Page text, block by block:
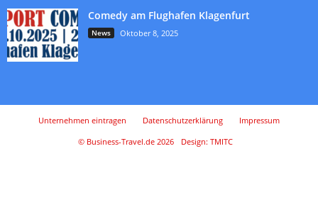
Comedy am Flughafen Klagenfurt
News Oktober 8, 2025
Unternehmen eintragen Datenschutzerklärung
Impressum
© Business-Travel.de 2026
Design: TMITC